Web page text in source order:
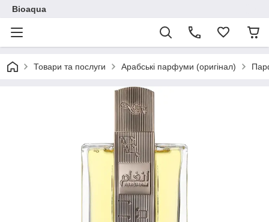
Bioaqua
Товари та послуги Арабські парфуми (оригінал)